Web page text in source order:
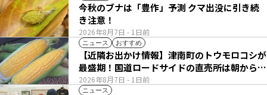
2026年8月7日 - 1日前
今秋のブナは「豊作」予測 クマ出没に引き続
き注意！
ニュース おすすめ
2026年8月7日 - 1日前
【近隣お出かけ情報】津南町のトウモロコシが
最盛期！国道ロードサイドの直売所は朝から長
い列
ニュース